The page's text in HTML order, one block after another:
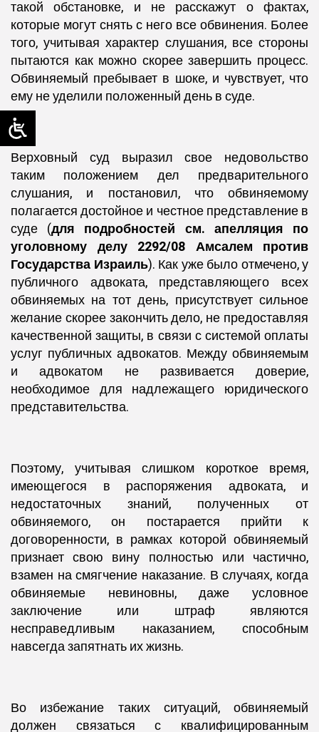
такой обстановке, и не расскажут о фактах,
которые могут снять с него все обвинения. Более
того, учитывая характер слушания, все стороны
пытаются как можно скорее завершить процесс.
Обвиняемый пребывает в шоке, и чувствует, что
ему не уделили положенный день в суде.
Верховный суд выразил свое недовольство
таким положением дел предварительного
слушания, и постановил, что обвиняемому
полагается достойное и честное представление в
суде (для подробностей см. апелляция по
уголовному делу 2292/08 Амсалем против
Государства Израиль). Как уже было отмечено, у
публичного адвоката, представляющего всех
обвиняемых на тот день, присутствует сильное
желание скорее закончить дело, не предоставляя
качественной защиты, в связи с системой оплаты
услуг публичных адвокатов. Между обвиняемым
и адвокатом не развивается доверие,
необходимое для надлежащего юридического
представительства.
Поэтому, учитывая слишком короткое время,
имеющегося в распоряжения адвоката, и
недостаточных знаний, полученных от
обвиняемого, он постарается прийти к
договоренности, в рамках которой обвиняемый
признает свою вину полностью или частично,
взамен на смягчение наказание. В случаях, когда
обвиняемые невиновны, даже условное
заключение или штраф являются
несправедливым наказанием, способным
навсегда запятнать их жизнь.
Во избежание таких ситуаций, обвиняемый
должен связаться с квалифицированным